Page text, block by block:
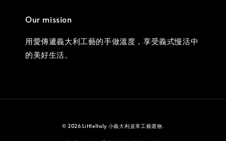
Our mission
用愛傳遞義大利工藝的手做溫度，享受義式慢活中
的美好生活。
© 2026 LittleItaly 小義大利皮革工藝選物.